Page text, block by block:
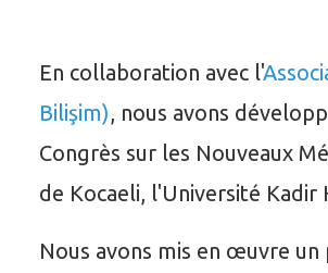
En collaboration avec l'
Bilişim), nous avons
Congrès sur les Nouveaux
de Kocaeli, l'Université Kadir
Nous avons mis en œuvre